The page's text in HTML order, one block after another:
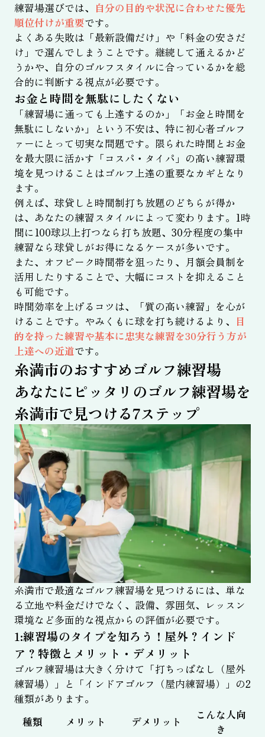
練習場選びでは、 自分の目的や状況に合わせた優先
順位付けが重要です。
よくある失敗は「最新設備だけ」や「料金の安さだ
け」で選んでしまうことです。継続して通えるかど
うかや、自分のゴルフスタイルに合っているかを総
合的に判断する視点が必要です。
お金と時間を無駄にしたくない
「練習場に通っても上達するのか」「お金と時間を
無駄にしないか」という不安は、特に初心者ゴルフ
ァーにとって切実な問題です。限られた時間とお金
を最大限に活かす「コスパ・タイパ」の高い練習環
境を見つけることはゴルフ上達の重要なカギとなり
ます。
例えば、球貸しと時間制打ち放題のどちらが得か
は、あなたの練習スタイルによって変わります。1時
間に100球以上打つなら打ち放題、30分程度の集中
練習なら球貸しがお得になるケースが多いです。
また、オフピーク時間帯を狙ったり、月額会員制を
活用したりすることで、大幅にコストを抑えること
も可能です。
時間効率を上げるコツは、「質の高い練習」を心が
けることです。やみくもに球を打ち続けるより、 目
的を持った練習や基本に忠実な練習を30分行う方が
上達への近道です。
糸満市のおすすめゴルフ練習場
あなたにピッタリのゴルフ練習場を
糸満市で見つける7ステップ
糸満市で最適なゴルフ練習場を見つけるには、単な
る立地や料金だけでなく、設備、雰囲気、レッスン
環境など多面的な視点からの評価が必要です。
1:練習場のタイプを知ろう！屋外？インド
ア？特徴とメリット・デメリット
ゴルフ練習場は大きく分けて「打ちっぱなし（屋外
練習場）」と「インドアゴルフ（屋内練習場）」の2
種類があります。
種類
メリット デメリット
こんな人向
き